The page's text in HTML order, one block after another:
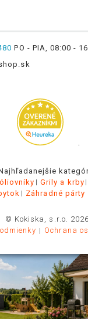
PO - PIA, 08:00 -
.
Grily a krby
Záhradné párty
© Kokiska, s.r.o.
Ochrana